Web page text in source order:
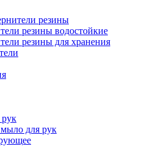
резины
резины водостойкие
резины для хранения
для рук